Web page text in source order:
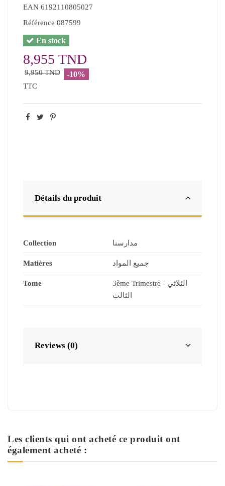
EAN 6192110805027
Référence 087599
En stock
8,955 TND
9,950 TND -10%
TTC
Détails du produit
Collection مدارسنا
Matières جميع المواد
Tome
3ème Trimestre - الثلاثي
الثالث
Reviews (0)
Les clients qui ont acheté ce produit ont
également acheté :